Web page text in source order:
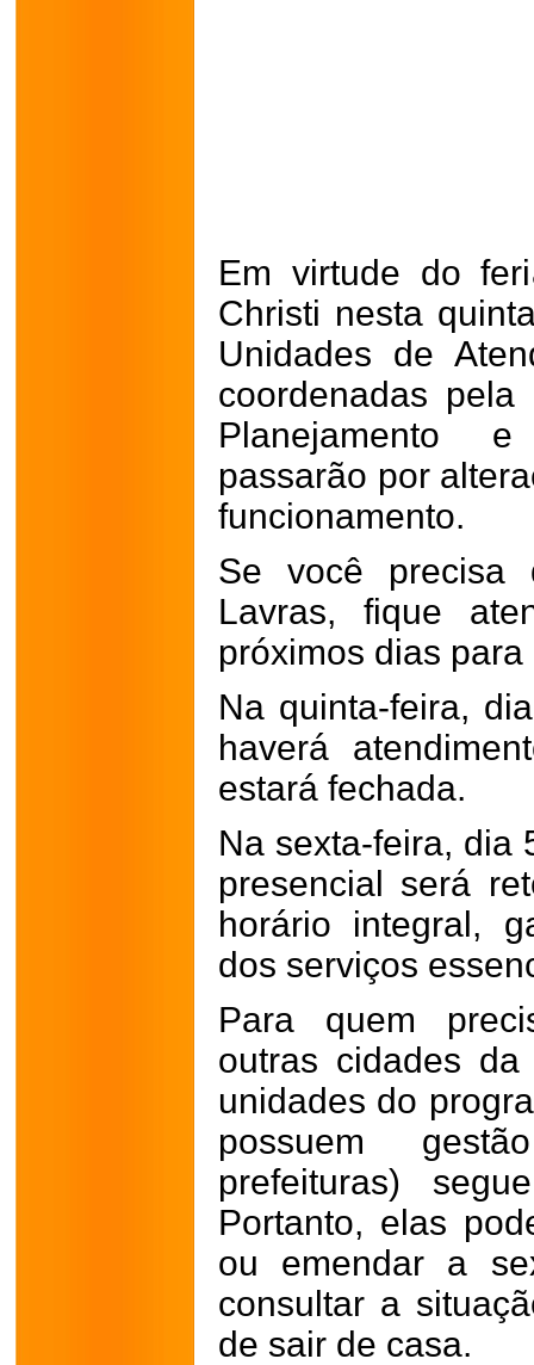
Em virtude do
Christi nesta
Unidades de
coordenadas
Planejamento
passarão por
funcionamento.
Se você precisa
Lavras, fique
próximos dias
Na quinta-feira,
haverá
estará fechada.
Na sexta-feira, dia
presencial será
horário integral,
dos serviços
Para quem
outras cidades
unidades do
possuem
prefeituras)
Portanto, elas
ou emendar a
consultar a
de sair de casa.